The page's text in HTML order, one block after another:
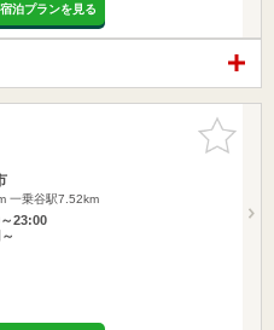
泊プランを見る
お気に入
りに追加
一乗谷駅7.52km
23:00